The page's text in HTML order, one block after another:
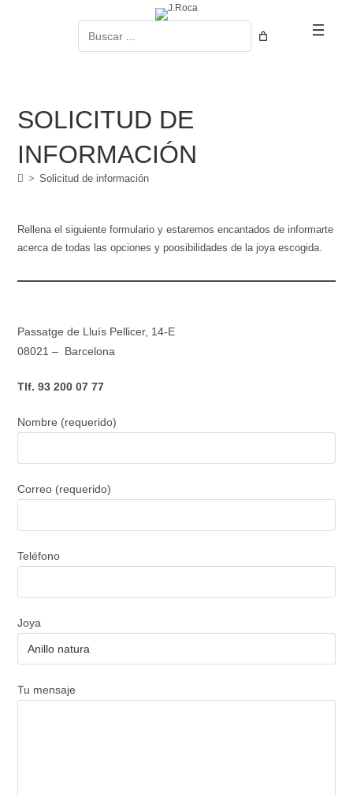
SOLICITUD DE
INFORMACIÓN
> Solicitud de información
Rellena el siguiente formulario y estaremos encantados de informarte
acerca de todas las opciones y poosibilidades de la joya escogida.
Passatge de Lluís Pellicer, 14-E
08021 – Barcelona
Tlf. 93 200 07 77
Nombre (requerido)
Correo (requerido)
Teléfono
Joya
Tu mensaje